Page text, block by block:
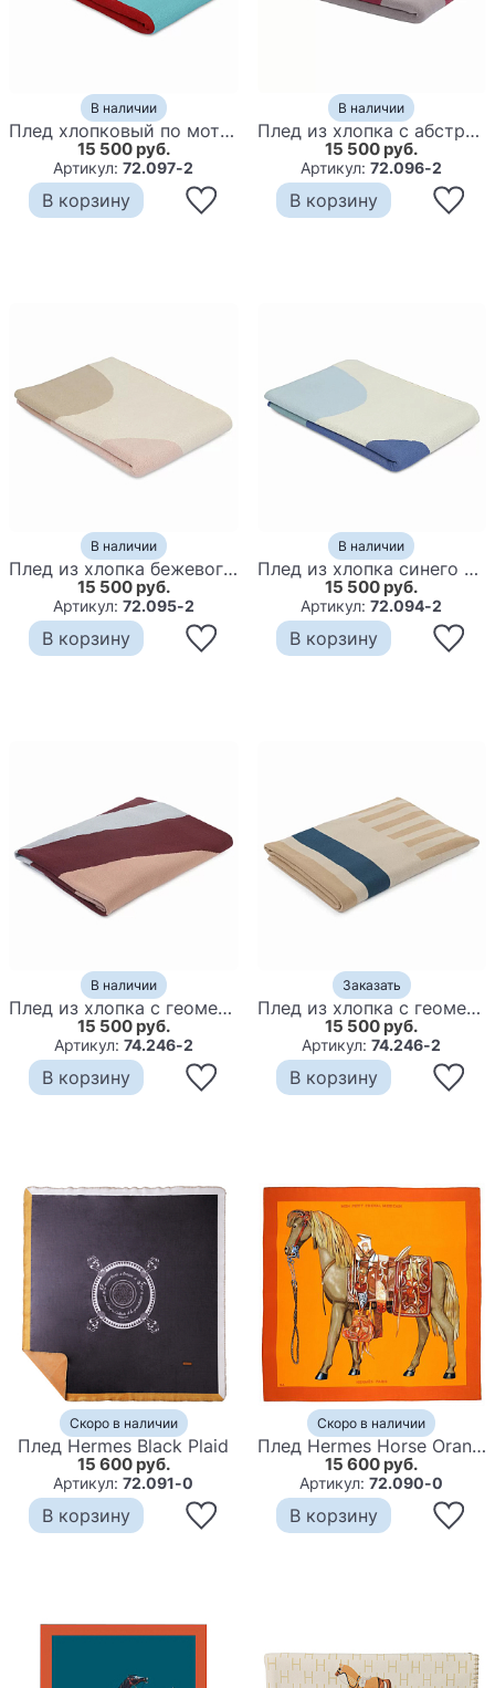
В наличии
Плед хлопковый по мотивам нанайских орнаментов Ural and Siberian Patterns
15 500 руб.
Артикул:72.097-2
В корзину
В наличии
Плед из хлопка с абстрактным принтом Elysian Flow Ember
15 500 руб.
Артикул:72.096-2
В корзину
В наличии
Плед из хлопка бежевого цвета с абстрактным принтом Elysian Flow Peach
15 500 руб.
Артикул: 72.095-2
В корзину
В наличии
Плед из хлопка синего цвета с абстрактным принтом Elysian Flow Ocean
15 500 руб.
Артикул:72.094-2
В корзину
В наличии
Плед из хлопка с геометрическим рисунком Elan Stripe Addison
15 500 руб.
Артикул: 74.246-2
В корзину
Заказать
Плед из хлопка с геометрическим рисунком Elan Stripe
15 500 руб.
Артикул:74.246-2
В корзину
Скоро в наличии
Плед Hermes Black Plaid
15 600 руб.
Артикул:72.091-0
В корзину
Скоро в наличии
Плед Hermes Horse Orange Plaid
15 600 руб.
Артикул:72.090-0
В корзину